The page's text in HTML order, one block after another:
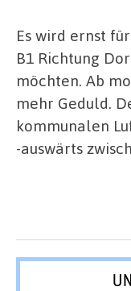
Es wird ernst
B1 Richtung
möchten. Ab
mehr Geduld.
kommunalen
-auswärts